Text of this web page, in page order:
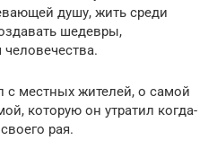
душу, жить среди
шедевры,
с местных жителей, о самой
которую он утратил когда-
рая.